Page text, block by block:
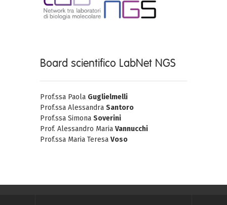
Board scientifico LabNet NGS
Prof.ssa Paola Guglielmelli
Prof.ssa Alessandra Santoro
Prof.ssa Simona Soverini
Prof. Alessandro Maria Vannucchi
Prof.ssa Maria Teresa Voso